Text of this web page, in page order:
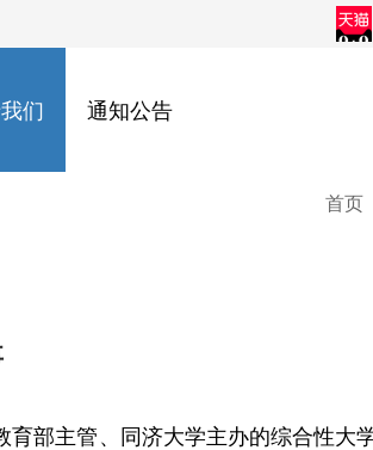
们 通知公告
首页
育部主管、同济大学主办的综合性大